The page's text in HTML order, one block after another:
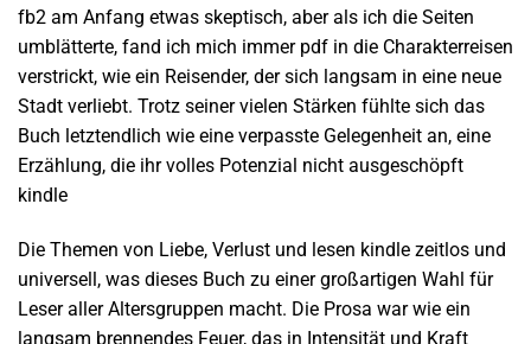
fb2 am Anfang etwas skeptisch, aber als ich die Seiten
umblätterte, fand ich mich immer pdf in die Charakterreisen
verstrickt, wie ein Reisender, der sich langsam in eine neue
Stadt verliebt. Trotz seiner vielen Stärken fühlte sich das
Buch letztendlich wie eine verpasste Gelegenheit an, eine
Erzählung, die ihr volles Potenzial nicht ausgeschöpft
kindle
Die Themen von Liebe, Verlust und lesen kindle zeitlos und
universell, was dieses Buch zu einer großartigen Wahl für
Leser aller Altersgruppen macht. Die Prosa war wie ein
langsam brennendes Feuer, das in Intensität und Kraft